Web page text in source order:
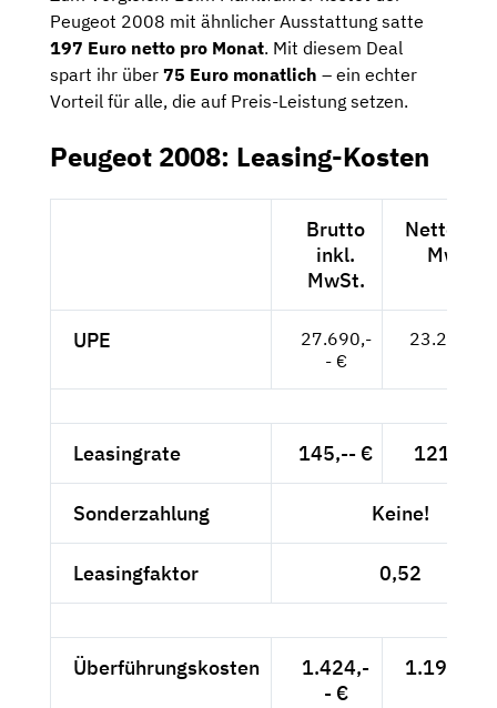
Peugeot 2008 mit ähnlicher Ausstattung satte
197 Euro netto pro Monat. Mit diesem Deal
spart ihr über 75 Euro monatlich – ein echter
Vorteil für alle, die auf Preis-Leistung setzen.
Peugeot 2008: Leasing-Kosten
Brutto
inkl.
MwSt.
Netto
MwSt.
UPE
27.690,-
- €
23.269,--
Leasingrate 145,-- € 121,85 €
Sonderzahlung Keine!
Leasingfaktor 0,52
Überführungskosten
1.424,-
- €
1.196,64